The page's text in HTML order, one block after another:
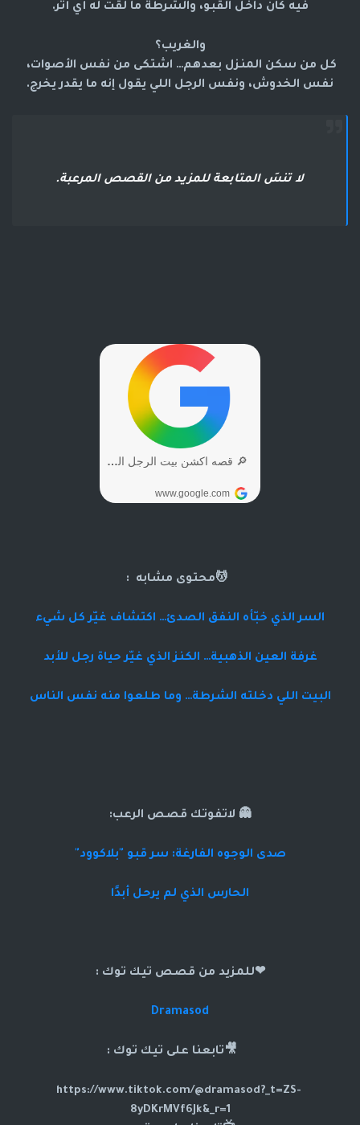
فيه كان داخل القبو، والشرطة ما لقت له أي أثر.
والغريب؟
نفس الخدوش، ونفس الرجل اللي يقول إنه ما يقدر يخرج.
لا تنسَ المتابعة للمزيد من القصص المرعبة.
💆محتوى مشابه :
السر الذي خبّأه النفق الصدئ… اكتشاف غيّر كل شيء
غرفة العين الذهبية… الكنز الذي غيّر حياة رجل للأبد
البيت اللي دخلته الشرطة… وما طلعوا منه نفس الناس
👻 لاتفوتك قصص الرعب:
صدى الوجوه الفارغة: سر قبو "بلاكوود"
الحارس الذي لم يرحل أبدًا
❤للمزيد من قصص تيك توك :
Dramasod
🎥تابعنا على تيك توك :
https://www.tiktok.com/@dramasod?_t=ZS-
8yDKrMVf6Jk&_r=1